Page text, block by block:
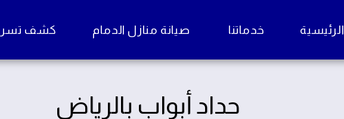
الرئيسية خدماتنا صيانة منازل الدمام كشف
حداد أبواب بالرياض